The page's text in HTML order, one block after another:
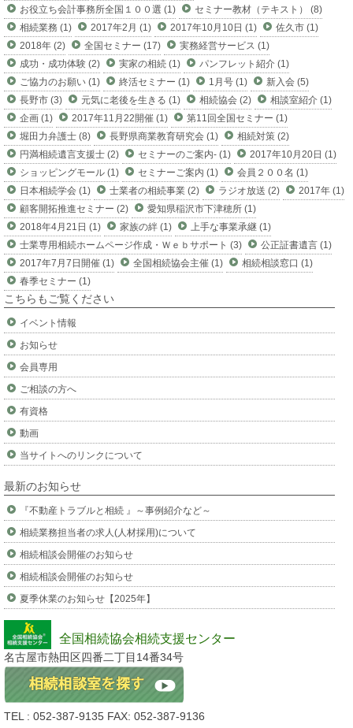
お役立ち会計事務所全国１００選 (1)
セミナー教材（テキスト） (8)
相続業務 (1)
2017年2月 (1) 2017年10月10日 (1)
佐久市 (1)
2018年 (2)
全国セミナー (17)
実務経営サービス (1)
成功・成功体験 (2)
実家の相続 (1)
パンフレット紹介 (1)
ご協力のお願い (1)
終活セミナー (1) 1月号 (1)
新入会 (5)
長野市 (3)
元気に老後を生きる (1) 相続協会 (2)
相談室紹介 (1)
企画 (1)
2017年11月22開催 (1)
第11回全国セミナー (1)
堀田力弁護士 (8)
長野県商業教育研究会 (1)
相続対策 (2)
円満相続遺言支援士 (2)
セミナーのご案内- (1)
2017年10月20日 (1)
ショッピングモール (1)
セミナーご案内 (1)
会員２００名 (1)
日本相続学会 (1)
士業者の相続事業 (2) ラジオ放送 (2)
2017年 (1)
顧客開拓推進セミナー (2)
愛知県稲沢市下津穂所 (1)
2018年4月21日 (1)
家族の絆 (1)
上手な事業承継 (1)
士業専用相続ホームページ作成・Ｗｅｂサポート (3)
公正証書遺言 (1)
2017年7月7日開催 (1)
全国相続協会主催 (1)
相続相談窓口 (1)
春季セミナー (1)
こちらもご覧ください
イベント情報
お知らせ
会員専用
ご相談の方へ
有資格
動画
当サイトへのリンクについて
最新のお知らせ
『不動産トラブルと相続 』～事例紹介など～
相続業務担当者の求人(人材採用)について
相続相談会開催のお知らせ
相続相談会開催のお知らせ
夏季休業のお知らせ【2025年】
全国相続協会相続支援センター
名古屋市熱田区四番二丁目14番34号
TEL : 052-387-9135 FAX: 052-387-9136